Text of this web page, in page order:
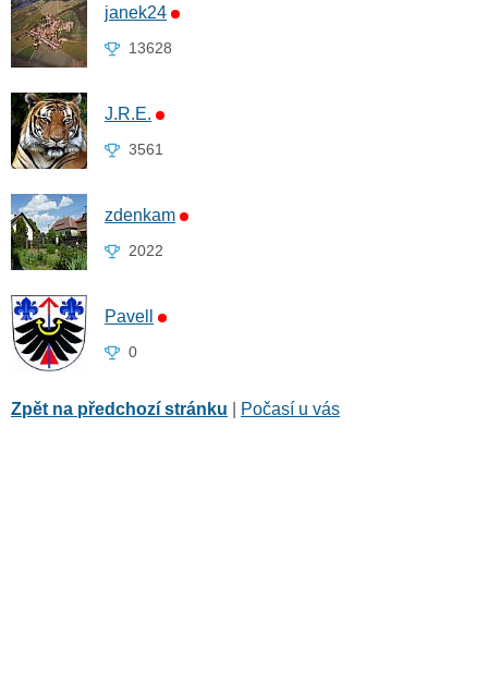
janek24
13628
J.R.E.
3561
zdenkam
2022
Pavell
0
Zpět na předchozí stránku Počasí u vás